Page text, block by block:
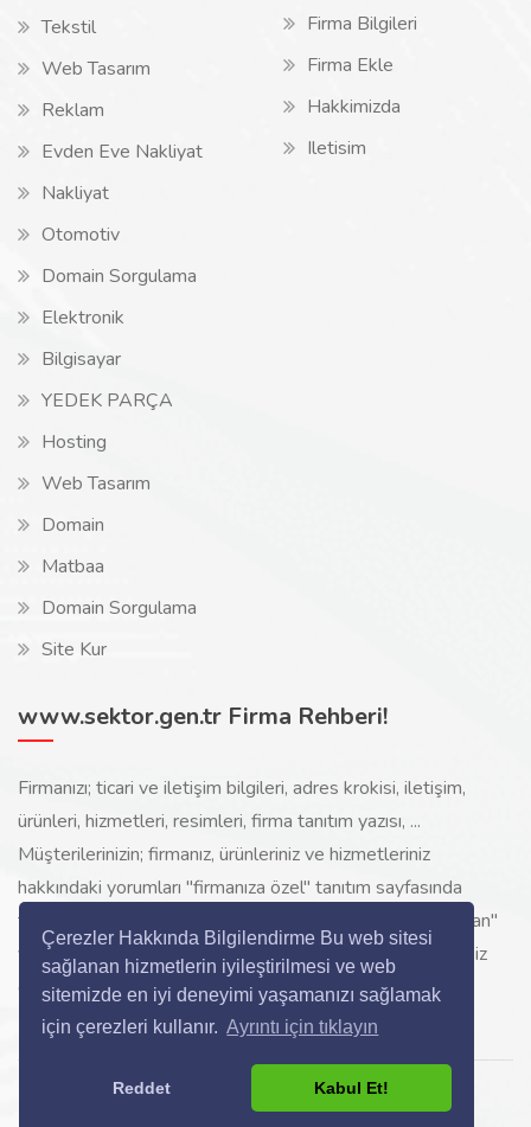
Çerezler Hakkında Bilgilendirme Bu web sitesi
sağlanan hizmetlerin iyileştirilmesi ve web
sitemizde en iyi deneyimi yaşamanızı sağlamak
için çerezleri kullanır. Ayrıntı için tıklayın
Reddet Kabul Et!
Tekstil
Web Tasarım
Reklam
Evden Eve Nakliyat
Nakliyat
Otomotiv
Domain Sorgulama
Elektronik
Bilgisayar
YEDEK PARÇA
Hosting
Web Tasarım
Domain
Matbaa
Domain Sorgulama
Site Kur
Firma Bilgileri
Firma Ekle
Hakkimizda
Iletisim
www.sektor.gen.tr Firma Rehberi!
Firmanızı; ticari ve iletişim bilgileri, adres krokisi, iletişim,
ürünleri, hizmetleri, resimleri, firma tanıtım yazısı, ...
Müşterilerinizin; firmanız, ürünleriniz ve hizmetleriniz
hakkındaki yorumları "firmanıza özel" tanıtım sayfasında
toplanarak ürünlerinizi, hizmetlerinizi, internette "sizi arayan"
yeni müşterilerinize www.sektor.gen.tr aracılığı ile ücretsiz
gösterilir.
Copyright © 2024 All Rights Reserved.